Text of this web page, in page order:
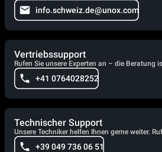
info.schweiz.de@unox.com
Vertriebssupport
Rufen Sie unsere Experten an – die Beratung
+41 0764028252
Technischer Support
Unsere Techniker helfen Ihnen gerne weiter.
+39 049 736 06 51